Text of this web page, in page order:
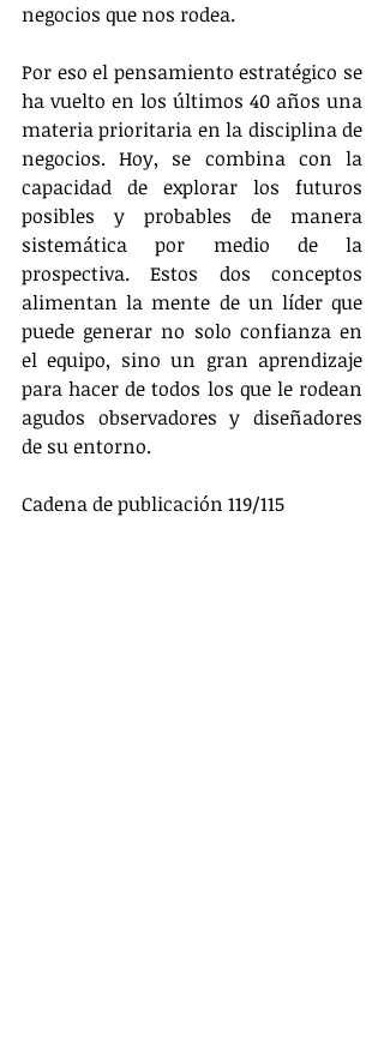
negocios que nos rodea.
Por eso el pensamiento estratégico se
ha vuelto en los últimos 40 años una
materia prioritaria en la disciplina de
negocios. Hoy, se combina con la
capacidad de explorar los futuros
posibles y probables de manera
sistemática por medio de la
prospectiva. Estos dos conceptos
alimentan la mente de un líder que
puede generar no solo confianza en
el equipo, sino un gran aprendizaje
para hacer de todos los que le rodean
agudos observadores y diseñadores
de su entorno.
Cadena de publicación 119/115